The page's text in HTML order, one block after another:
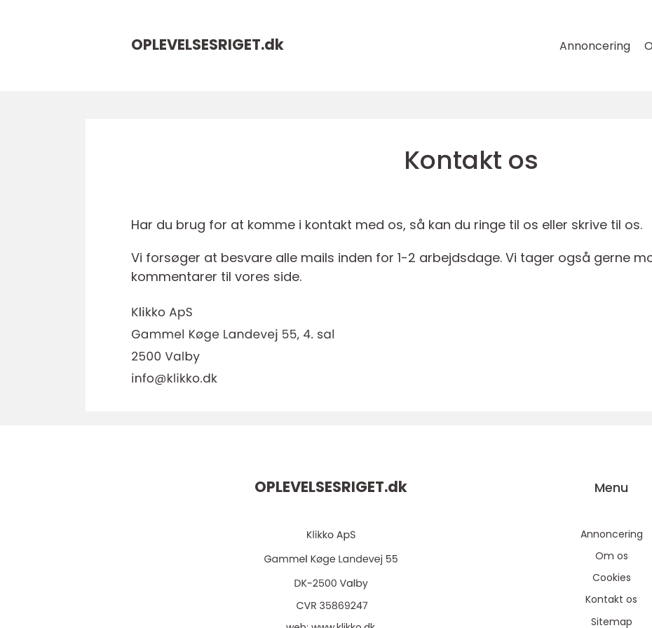
OPLEVELSESRIGET.dk Annoncering
Kontakt os
Har du brug for at komme i kontakt med os, så kan du ringe til os eller skrive til os.
Vi forsøger at besvare alle mails inden for 1-2 arbejdsdage. Vi tager også gerne
kommentarer til vores side.
OPLEVELSESRIGET.dk Menu
Annoncering
Om os
Cookies
Kontakt os
Sitemap